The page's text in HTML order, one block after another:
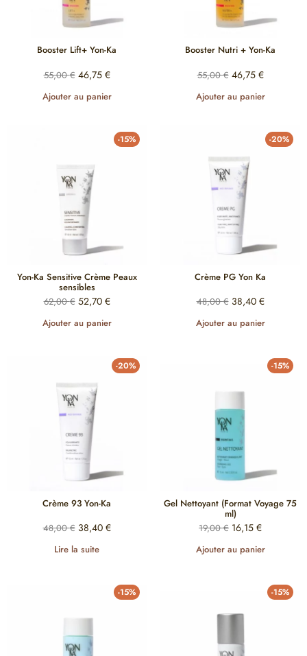
Booster Lift+ Yon-Ka
55,00€ 46,75 €
Ajouter au panier
Booster Nutri + Yon-Ka
55,00€ 46,75 €
Ajouter au panier
-15%
Yon-Ka Sensitive Crème Peaux
sensibles
62,00€ 52,70 €
Ajouter au panier
-20%
Crème PG Yon Ka
48,00€ 38,40 €
Ajouter au panier
-20%
Crème 93 Yon-Ka
48,00€ 38,40 €
Lire la suite
-15%
Gel Nettoyant (Format Voyage 75
ml)
19,00€ 16,15 €
Ajouter au panier
-15% -15%